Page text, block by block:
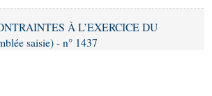
À L’EXERCICE DU
saisie) - n° 1437